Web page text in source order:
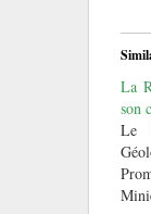
La
son
Le